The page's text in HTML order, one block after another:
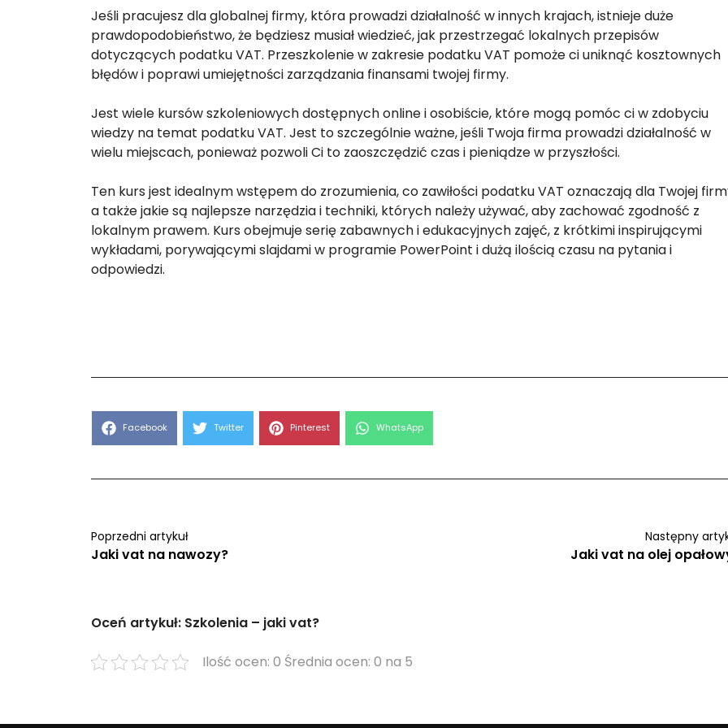
Jeśli pracujesz dla globalnej firmy, która prowadzi działalność w innych krajach, istnieje duże
prawdopodobieństwo, że będziesz musiał wiedzieć, jak przestrzegać lokalnych przepisów
dotyczących podatku VAT. Przeszkolenie w zakresie podatku VAT pomoże ci uniknąć kosztownych
błędów i poprawi umiejętności zarządzania finansami twojej firmy.
Jest wiele kursów szkoleniowych dostępnych online i osobiście, które mogą pomóc ci w zdobyciu
wiedzy na temat podatku VAT. Jest to szczególnie ważne, jeśli Twoja firma prowadzi działalność w
wielu miejscach, ponieważ pozwoli Ci to zaoszczędzić czas i pieniądze w przyszłości.
Ten kurs jest idealnym wstępem do zrozumienia, co zawiłości podatku VAT oznaczają dla Twojej
a także jakie są najlepsze narzędzia i techniki, których należy używać, aby zachować zgodność z
lokalnym prawem. Kurs obejmuje serię zabawnych i edukacyjnych zajęć, z krótkimi inspirującymi
wykładami, porywającymi slajdami w programie PowerPoint i dużą ilością czasu na pytania i
odpowiedzi.
Share
Facebook Share
Twitter Share
Pinterest Share
WhatsApp
Poprzedni artykuł
Jaki vat na nawozy?
Następny
Jaki vat na olej
Oceń artykuł: Szkolenia – jaki vat?
Ilość ocen: 0 Średnia ocen: 0 na 5